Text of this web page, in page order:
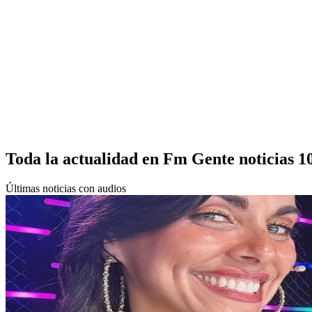
Toda la actualidad en Fm Gente noticias
Últimas noticias con audios